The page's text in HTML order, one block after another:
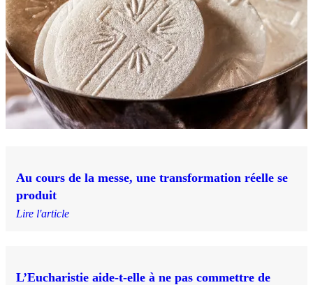
Au cours de la messe, une transformation réelle se
produit
Lire l'article
L’Eucharistie aide-t-elle à ne pas commettre de